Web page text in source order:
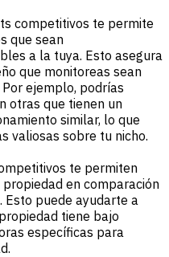
competitivos te permite
que sean
a la tuya. Esto asegura
que monitoreas sean
ejemplo, podrías
otras que tienen un
similar, lo que
valiosas sobre tu nicho.
te permiten
en comparación
Esto puede ayudarte a
tiene bajo
específicas para